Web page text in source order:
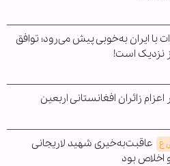
با ایران به‌خوبی پیش می‌رود؛ توافق
نزدیک است!
زائران افغانستانی اربعین
ع عاقبت‌به‌خیری شهید لاریجانی
بود